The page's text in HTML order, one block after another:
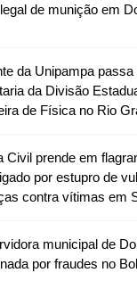
de munição em
da Unipampa passa
da Divisão
de Física no Rio
Civil prende em
por estupro de
contra vítimas em
municipal de
por fraudes no